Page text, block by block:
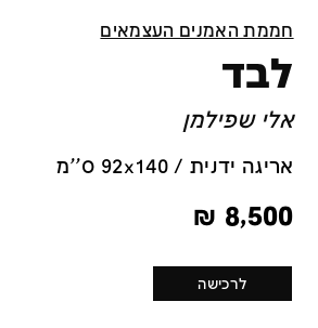
חממת האמנים העצמאים
לבד
אלי שפילמן
אריגה ידנית / 92x140 ס''מ
8,500
₪
לרכישה